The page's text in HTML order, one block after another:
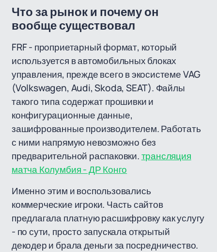
Что за рынок и почему он
вообще существовал
FRF - проприетарный формат, который
используется в автомобильных блоках
управления, прежде всего в экосистеме VAG
(Volkswagen, Audi, Skoda, SEAT). Файлы
такого типа содержат прошивки и
конфигурационные данные,
зашифрованные производителем. Работать
с ними напрямую невозможно без
предварительной распаковки.трансляция
матча Колумбия - ДР Конго
Именно этим и воспользовались
коммерческие игроки. Часть сайтов
предлагала платную расшифровку как услугу
- по сути, просто запускала открытый
декодер и брала деньги за посредничество.